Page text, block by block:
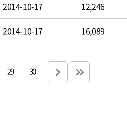
2014-10-17 12,246
2014-10-17 16,089
29 30